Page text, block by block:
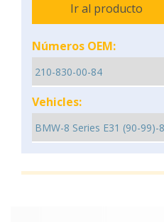
Ir al producto
Números OEM:
Vehicles: